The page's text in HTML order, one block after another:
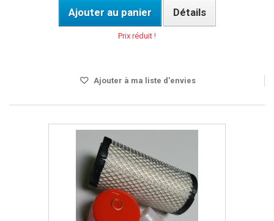
Ajouter au panier Détails
Prix réduit !
Ajouter à ma liste d'envies